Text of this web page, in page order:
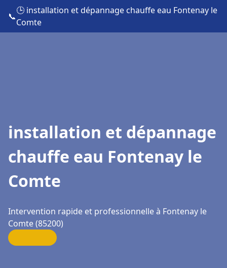
📞
🕒 installation et dépannage chauffe eau Fontenay le
Comte
installation et dépannage
chauffe eau Fontenay le
Comte
Intervention rapide et professionnelle à Fontenay le
Comte (85200)